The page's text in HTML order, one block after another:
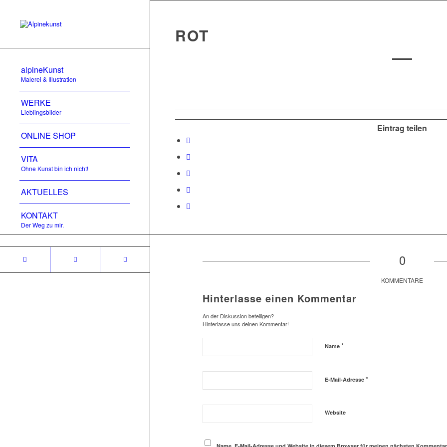
alpineKunst
Malerei & Illustration
WERKE
Lieblingsbilder
ONLINE SHOP
VITA
Ohne Kunst bin ich nicht!
AKTUELLES
KONTAKT
Der Weg zu mir.
ROT
Eintrag teilen
0
KOMMENTARE
Hinterlasse einen Kommentar
An der Diskussion beteiligen?
Hinterlasse uns deinen Kommentar!
Name *
E-Mail-Adresse *
Website